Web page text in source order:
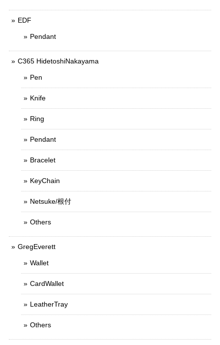
EDF
Pendant
C365 HidetoshiNakayama
Pen
Knife
Ring
Pendant
Bracelet
KeyChain
Netsuke/根付
Others
GregEverett
Wallet
CardWallet
LeatherTray
Others